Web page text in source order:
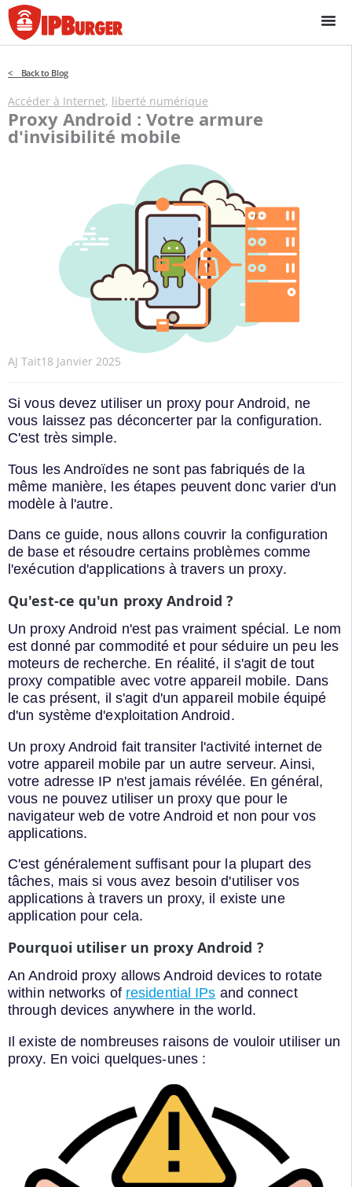
Passer
au
contenu
< Back to Blog
Accéder à Internet, liberté numérique
Proxy Android : Votre armure
d'invisibilité mobile
AJ Tait18 Janvier 2025
Si vous devez utiliser un proxy pour Android, ne
vous laissez pas déconcerter par la configuration.
C'est très simple.
Tous les Androïdes ne sont pas fabriqués de la
même manière, les étapes peuvent donc varier d'un
modèle à l'autre.
Dans ce guide, nous allons couvrir la configuration
de base et résoudre certains problèmes comme
l'exécution d'applications à travers un proxy.
Qu'est-ce qu'un proxy Android ?
Un proxy Android n'est pas vraiment spécial. Le nom
est donné par commodité et pour séduire un peu les
moteurs de recherche. En réalité, il s'agit de tout
proxy compatible avec votre appareil mobile. Dans
le cas présent, il s'agit d'un appareil mobile équipé
d'un système d'exploitation Android.
Un proxy Android fait transiter l'activité internet de
votre appareil mobile par un autre serveur. Ainsi,
votre adresse IP n'est jamais révélée. En général,
vous ne pouvez utiliser un proxy que pour le
navigateur web de votre Android et non pour vos
applications.
C'est généralement suffisant pour la plupart des
tâches, mais si vous avez besoin d'utiliser vos
applications à travers un proxy, il existe une
application pour cela.
Pourquoi utiliser un proxy Android ?
An Android proxy allows Android devices to rotate
within networks of residential IPs and connect
through devices anywhere in the world.
Il existe de nombreuses raisons de vouloir utiliser un
proxy. En voici quelques-unes :